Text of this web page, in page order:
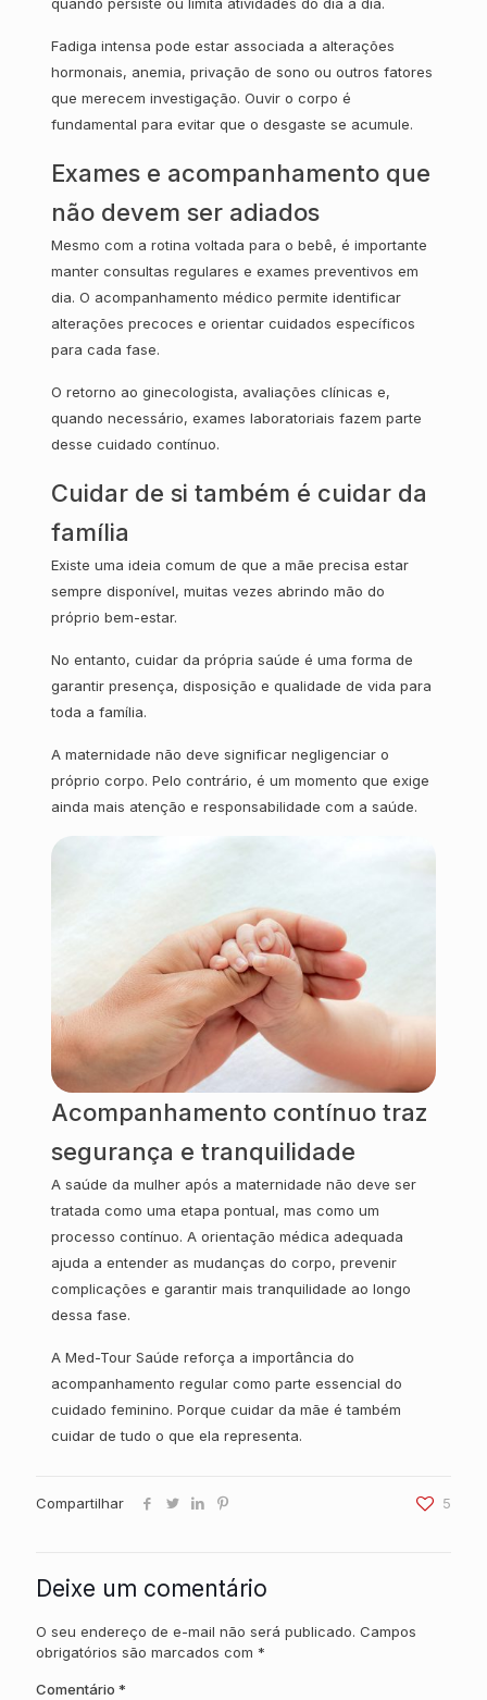
quando persiste ou limita atividades do dia a dia.
Fadiga intensa pode estar associada a alterações
hormonais, anemia, privação de sono ou outros fatores
que merecem investigação. Ouvir o corpo é
fundamental para evitar que o desgaste se acumule.
Exames e acompanhamento que
não devem ser adiados
Mesmo com a rotina voltada para o bebê, é importante
manter consultas regulares e exames preventivos em
dia. O acompanhamento médico permite identificar
alterações precoces e orientar cuidados específicos
para cada fase.
O retorno ao ginecologista, avaliações clínicas e,
quando necessário, exames laboratoriais fazem parte
desse cuidado contínuo.
Cuidar de si também é cuidar da
família
Existe uma ideia comum de que a mãe precisa estar
sempre disponível, muitas vezes abrindo mão do
próprio bem-estar.
No entanto, cuidar da própria saúde é uma forma de
garantir presença, disposição e qualidade de vida para
toda a família.
A maternidade não deve significar negligenciar o
próprio corpo. Pelo contrário, é um momento que exige
ainda mais atenção e responsabilidade com a saúde.
Acompanhamento contínuo traz
segurança e tranquilidade
A saúde da mulher após a maternidade não deve ser
tratada como uma etapa pontual, mas como um
processo contínuo. A orientação médica adequada
ajuda a entender as mudanças do corpo, prevenir
complicações e garantir mais tranquilidade ao longo
dessa fase.
A Med-Tour Saúde reforça a importância do
acompanhamento regular como parte essencial do
cuidado feminino. Porque cuidar da mãe é também
cuidar de tudo o que ela representa.
Compartilhar 5
Deixe um comentário
O seu endereço de e-mail não será publicado. Campos
obrigatórios são marcados com *
Comentário *